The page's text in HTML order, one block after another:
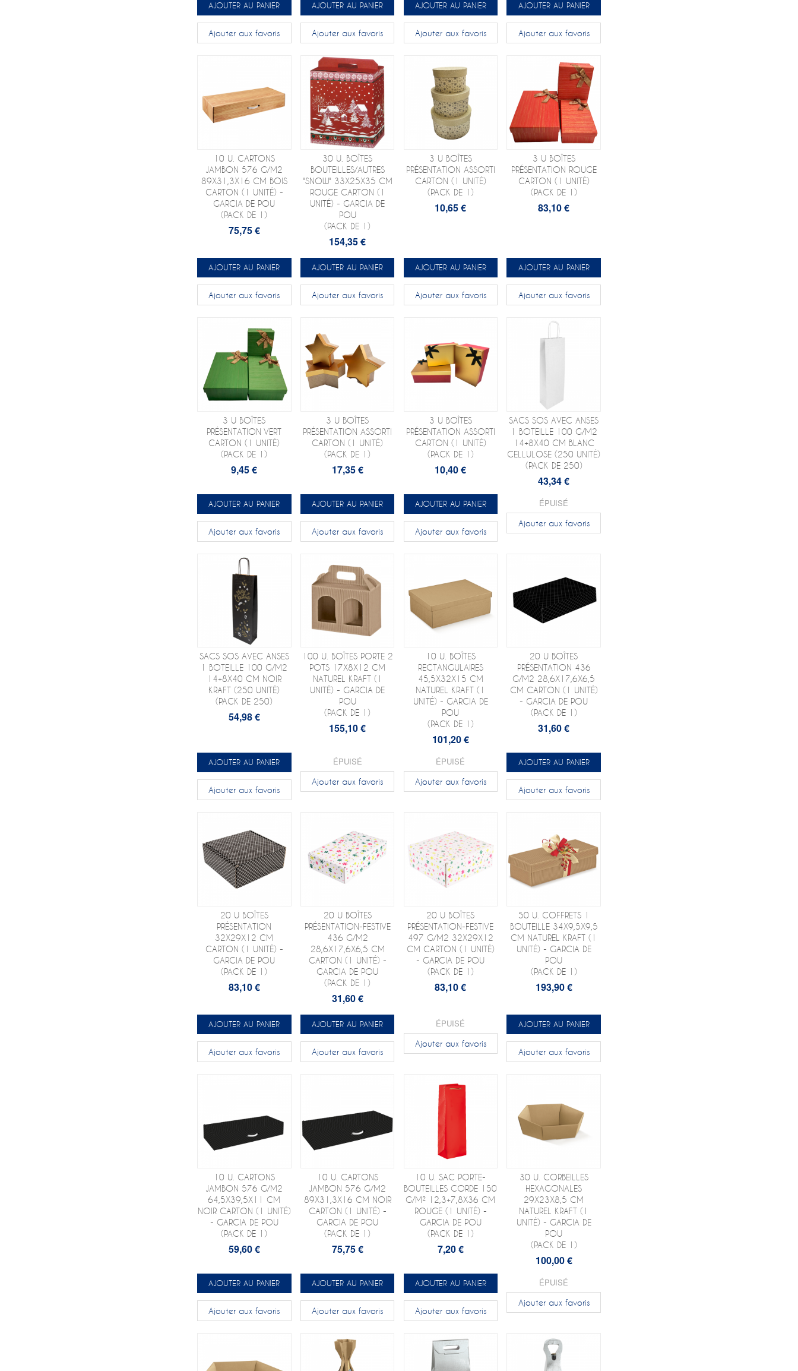
AJOUTER AU PANIER
Ajouter aux favoris
AJOUTER AU PANIER
Ajouter aux favoris
AJOUTER AU PANIER
Ajouter aux favoris
AJOUTER AU PANIER
Ajouter aux favoris
10 U. CARTONS
JAMBON 576 G/M2
89X31,3X16 CM BOIS
CARTON (1 UNITÉ) -
GARCIA DE POU
(PACK DE 1)
75,75 €
AJOUTER AU PANIER
Ajouter aux favoris
30 U. BOÎTES
BOUTEILLES/AUTRES
"SNOW" 33X25X35 CM
ROUGE CARTON (1
UNITÉ) - GARCIA DE
POU
(PACK DE 1)
154,35 €
AJOUTER AU PANIER
Ajouter aux favoris
3 U BOÎTES
PRÉSENTATION ASSORTI
CARTON (1 UNITÉ)
(PACK DE 1)
10,65 €
AJOUTER AU PANIER
Ajouter aux favoris
3 U BOÎTES
PRÉSENTATION ROUGE
CARTON (1 UNITÉ)
(PACK DE 1)
83,10 €
AJOUTER AU PANIER
Ajouter aux favoris
3 U BOÎTES
PRÉSENTATION VERT
CARTON (1 UNITÉ)
(PACK DE 1)
9,45 €
AJOUTER AU PANIER
Ajouter aux favoris
3 U BOÎTES
PRÉSENTATION ASSORTI
CARTON (1 UNITÉ)
(PACK DE 1)
17,35 €
AJOUTER AU PANIER
Ajouter aux favoris
3 U BOÎTES
PRÉSENTATION ASSORTI
CARTON (1 UNITÉ)
(PACK DE 1)
10,40 €
AJOUTER AU PANIER
Ajouter aux favoris
SACS SOS AVEC ANSES
1 BOTEILLE 100 G/M2
14+8X40 CM BLANC
CELLULOSE (250 UNITÉ)
(PACK DE 250)
43,34 €
ÉPUISÉ
Ajouter aux favoris
SACS SOS AVEC ANSES
1 BOTEILLE 100 G/M2
14+8X40 CM NOIR
KRAFT (250 UNITÉ)
(PACK DE 250)
54,98 €
AJOUTER AU PANIER
Ajouter aux favoris
100 U. BOÎTES PORTE 2
POTS 17X8X12 CM
NATUREL KRAFT (1
UNITÉ) - GARCIA DE
POU
(PACK DE 1)
155,10 €
ÉPUISÉ
Ajouter aux favoris
10 U. BOÎTES
RECTANGULAIRES
45,5X32X15 CM
NATUREL KRAFT (1
UNITÉ) - GARCIA DE
POU
(PACK DE 1)
101,20 €
ÉPUISÉ
Ajouter aux favoris
20 U BOÎTES
PRÉSENTATION 436
G/M2 28,6X17,6X6,5
CM CARTON (1 UNITÉ)
- GARCIA DE POU
(PACK DE 1)
31,60 €
AJOUTER AU PANIER
Ajouter aux favoris
20 U BOÎTES
PRÉSENTATION
32X29X12 CM
CARTON (1 UNITÉ) -
GARCIA DE POU
(PACK DE 1)
83,10 €
AJOUTER AU PANIER
Ajouter aux favoris
20 U BOÎTES
PRÉSENTATION-FESTIVE
436 G/M2
28,6X17,6X6,5 CM
CARTON (1 UNITÉ) -
GARCIA DE POU
(PACK DE 1)
31,60 €
AJOUTER AU PANIER
Ajouter aux favoris
20 U BOÎTES
PRÉSENTATION-FESTIVE
497 G/M2 32X29X12
CM CARTON (1 UNITÉ)
- GARCIA DE POU
(PACK DE 1)
83,10 €
ÉPUISÉ
Ajouter aux favoris
50 U. COFFRETS 1
BOUTEILLE 34X9,5X9,5
CM NATUREL KRAFT (1
UNITÉ) - GARCIA DE
POU
(PACK DE 1)
193,90 €
AJOUTER AU PANIER
Ajouter aux favoris
10 U. CARTONS
JAMBON 576 G/M2
64,5X39,5X11 CM
NOIR CARTON (1 UNITÉ)
- GARCIA DE POU
(PACK DE 1)
59,60 €
AJOUTER AU PANIER
Ajouter aux favoris
10 U. CARTONS
JAMBON 576 G/M2
89X31,3X16 CM NOIR
CARTON (1 UNITÉ) -
GARCIA DE POU
(PACK DE 1)
75,75 €
AJOUTER AU PANIER
Ajouter aux favoris
10 U. SAC PORTE-
BOUTEILLES CORDE 150
G/M² 12,3+7,8X36 CM
ROUGE (1 UNITÉ) -
GARCIA DE POU
(PACK DE 1)
7,20 €
AJOUTER AU PANIER
Ajouter aux favoris
30 U. CORBEILLES
HEXAGONALES
29X23X8,5 CM
NATUREL KRAFT (1
UNITÉ) - GARCIA DE
POU
(PACK DE 1)
100,00 €
ÉPUISÉ
Ajouter aux favoris